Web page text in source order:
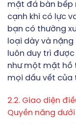
mặt đá bàn bếp
cạnh khi có lực
bạn có thường
loại dày và
luôn duy trì
như một mặt hồ
mọi dấu vết của
2.2. Giao diện
Quyền năng